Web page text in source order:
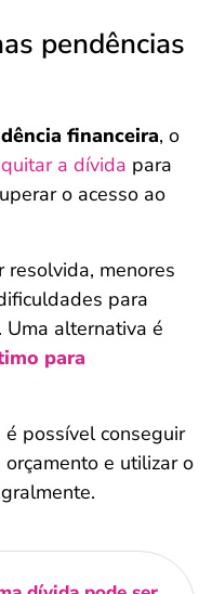
pendências
financeira, o
quitar a dívida para
o acesso ao
resolvida, menores
para
Uma alternativa é
para
possível conseguir
e utilizar o